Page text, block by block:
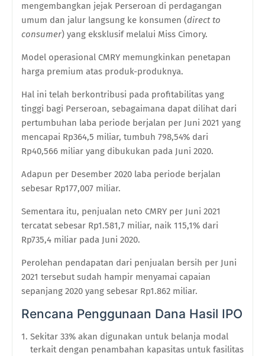
mengembangkan jejak Perseroan di perdagangan
umum dan jalur langsung ke konsumen (direct to
consumer) yang eksklusif melalui Miss Cimory.
Model operasional CMRY memungkinkan penetapan
harga premium atas produk-produknya.
Hal ini telah berkontribusi pada profitabilitas yang
tinggi bagi Perseroan, sebagaimana dapat dilihat dari
pertumbuhan laba periode berjalan per Juni 2021 yang
mencapai Rp364,5 miliar, tumbuh 798,54% dari
Rp40,566 miliar yang dibukukan pada Juni 2020.
Adapun per Desember 2020 laba periode berjalan
sebesar Rp177,007 miliar.
Sementara itu, penjualan neto CMRY per Juni 2021
tercatat sebesar Rp1.581,7 miliar, naik 115,1% dari
Rp735,4 miliar pada Juni 2020.
Perolehan pendapatan dari penjualan bersih per Juni
2021 tersebut sudah hampir menyamai capaian
sepanjang 2020 yang sebesar Rp1.862 miliar.
Rencana Penggunaan Dana Hasil IPO
Sekitar 33% akan digunakan untuk belanja modal
terkait dengan penambahan kapasitas untuk fasilitas